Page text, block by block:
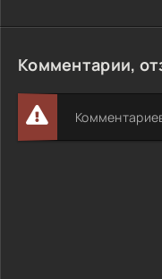
Комментарии,